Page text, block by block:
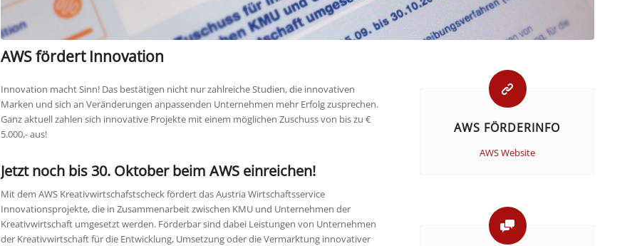
AWS fördert Innovation
Innovation macht Sinn! Das bestätigen nicht nur zahlreiche Studien, die innovativen
Marken und sich an Veränderungen anpassenden Unternehmen mehr Erfolg zusprechen.
Ganz aktuell zahlen sich innovative Projekte mit einem möglichen Zuschuss von bis zu €
5.000,- aus!
Jetzt noch bis 30. Oktober beim AWS einreichen!
Mit dem AWS Kreativwirtschafstscheck fördert das Austria Wirtschaftsservice
Innovationsprojekte, die in Zusammenarbeit zwischen KMU und Unternehmen der
Kreativwirtschaft umgesetzt werden. Förderbar sind dabei Leistungen von Unternehmen
der Kreativwirtschaft für die Entwicklung, Umsetzung oder die Vermarktung innovativer
AWS FÖRDERINFO
AWS Website